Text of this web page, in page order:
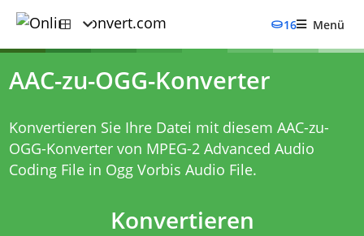
16 Menü
AAC-zu-OGG-Konverter
Konvertieren Sie Ihre Datei mit diesem AAC-zu-
OGG-Konvertervon MPEG-2 Advanced Audio
Coding File in Ogg Vorbis Audio File.
Konvertieren